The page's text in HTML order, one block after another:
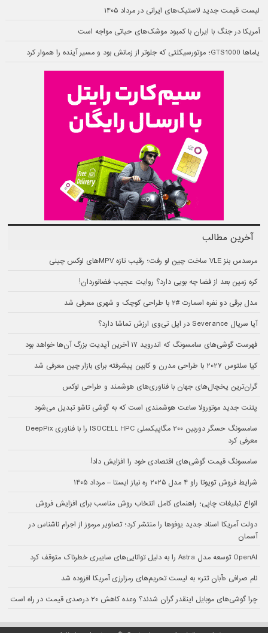
لیست قیمت جدید لاستیک‌های ایرانی در مرداد ۱۴۰۵
آمریکا در جنگ با ایران با کمبود موشک‌های حیاتی مواجه است
یاماها GTS1000؛ موتورسیکلتی که جلوتر از زمانش بود و مسیر آینده را هموار کرد
آخرین مطالب
مرسدس بنز VLE ساخت چین لو رفت؛ رقیب تازه MPVهای لوکس چینی
کره زمین بعد از فضا چه بویی دارد؟ روایت عجیب فضانوردان!
مدل برقی دو نفره اسمارت #۲ با طراحی کوچک و شهری معرفی شد
آیا سریال Severance در اپل تی‌وی ارزش تماشا دارد؟
فهرست گوشی‌های سامسونگ که اندروید ۱۷ آخرین آپدیت بزرگ آن‌ها خواهد بود
کیا سلتوس ۲۰۲۷ با طراحی مدرن و کابین پیشرفته برای بازار چین معرفی شد
گران‌ترین یخچال‌های جهان با فناوری‌های هوشمند و طراحی لوکس
پتنت جدید موتورولا ساعت هوشمندی است که به گوشی تاشو تبدیل می‌شود
سامسونگ حسگر دوربین ۲۰۰ مگاپیکسلی ISOCELL HPC را با فناوری DeepPix
معرفی کرد
سامسونگ قیمت گوشی‌های اقتصادی خود را افزایش داد!
شرایط فروش تویوتا راو ۴ مدل ۲۰۲۵ ره نیاز ایستا – مرداد ۱۴۰۵
انواع تبلیغات چاپی؛ راهنمای کامل انتخاب روش مناسب برای افزایش فروش
دولت آمریکا اسناد جدید یوفوها را منتشر کرد؛ تصاویر مرموز از اجرام ناشناس در
آسمان
OpenAI توسعه مدل Astra را به دلیل توانایی‌های سایبری خطرناک متوقف کرد
نام صرافی «آبان‌ تتر» به لیست تحریم‌های رمزارزی آمریکا افزوده شد
چرا گوشی‌های موبایل اینقدر گران شدند؟ وعده کاهش ۲۰ درصدی قیمت در راه است